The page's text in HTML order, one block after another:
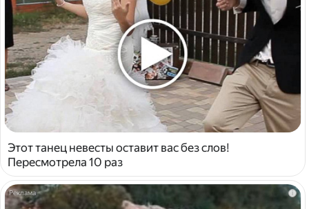
Этот танец невесты оставит вас без слов!
Пересмотрела 10 раз
i